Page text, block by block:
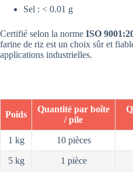
Sel : < 0.01 g
Certifié selon la norme ISO
farine de riz est un choix sûr et
applications industrielles.
Poids
Quantité par boîte
/ pile
1 kg 10 pièces
5 kg 1 pièce